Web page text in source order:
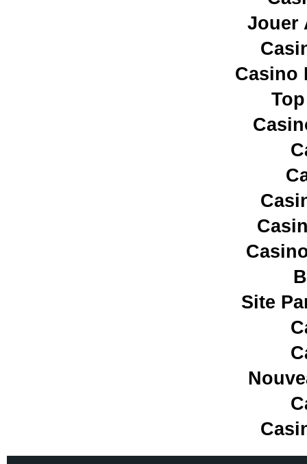
Jouer
Casino
Site